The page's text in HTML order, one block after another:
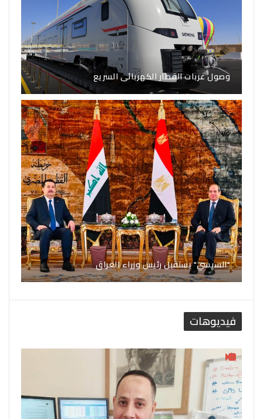
وصول عربات القطار الكهربائى السريع
"السيسي" يستقبل رئيس وزراء العراق
فيديوهات